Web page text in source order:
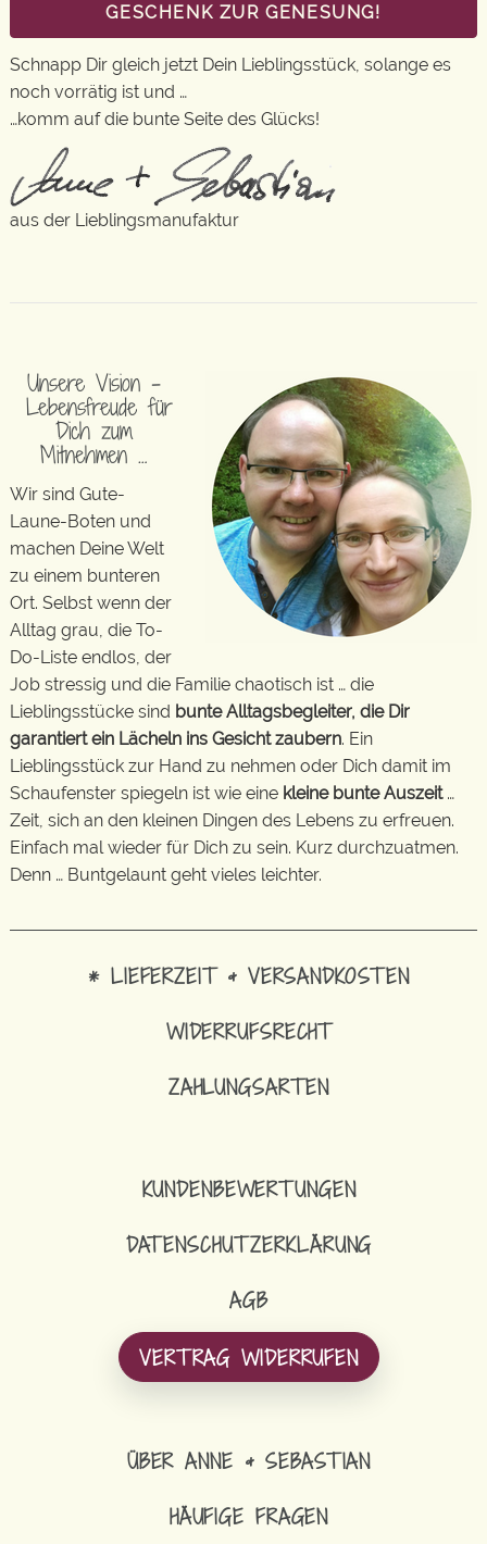
GESCHENK ZUR GENESUNG!
Schnapp Dir gleich jetzt Dein Lieblingsstück, solange es
noch vorrätig ist und …
…komm auf die bunte Seite des Glücks!
aus der Lieblingsmanufaktur
Unsere Vision –
Lebensfreude für
Dich zum
Mitnehmen …
Wir sind Gute-
Laune-Boten und
machen Deine Welt
zu einem bunteren
Ort. Selbst wenn der
Alltag grau, die To-
Do-Liste endlos, der
Job stressig und die Familie chaotisch ist … die
Lieblingsstücke sind bunte Alltagsbegleiter, die Dir
garantiert ein Lächeln ins Gesicht zaubern. Ein
Lieblingsstück zur Hand zu nehmen oder Dich damit im
Schaufenster spiegeln ist wie eine kleine bunte Auszeit…
Zeit, sich an den kleinen Dingen des Lebens zu erfreuen.
Einfach mal wieder für Dich zu sein. Kurz durchzuatmen.
Denn … Buntgelaunt geht vieles leichter.
* LIEFERZEIT & VERSANDKOSTEN
WIDERRUFSRECHT
ZAHLUNGSARTEN
KUNDENBEWERTUNGEN
DATENSCHUTZERKLÄRUNG
AGB
VERTRAG WIDERRUFEN
ÜBER ANNE & SEBASTIAN
HÄUFIGE FRAGEN